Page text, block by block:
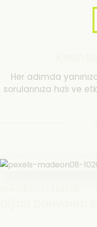
Her adımda
sorularınıza hızlı ve